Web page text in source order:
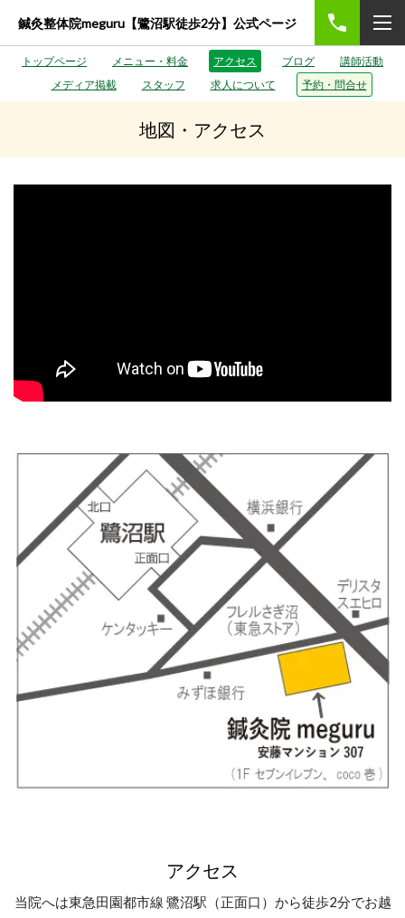
鍼灸整体院meguru【鷺沼駅徒歩2分】公式ページ
トップページ メニュー・料金 アクセス ブログ
講師活動
メディア掲載
スタッフ 求人について 予約・問合せ
地図・アクセス
アクセス
当院へは東急田園都市線 鷺沼駅（正面口）から徒歩2分でお越